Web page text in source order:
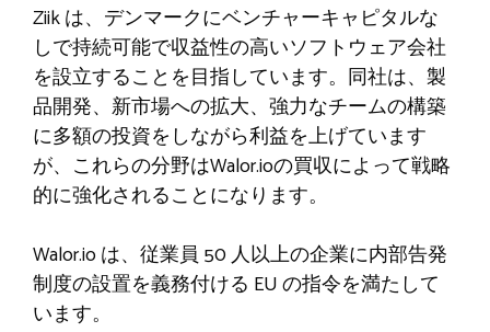
Ziik は、デンマークにベンチャーキャピタルな
しで持続可能で収益性の高いソフトウェア会社
を設立することを目指しています。同社は、製
品開発、新市場への拡大、強力なチームの構築
に多額の投資をしながら利益を上げています
が、これらの分野はWalor.ioの買収によって戦略
的に強化されることになります。
Walor.io は、従業員 50 人以上の企業に内部告発
制度の設置を義務付ける EU の指令を満たして
います。